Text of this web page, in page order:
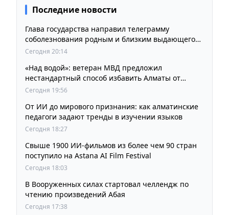
Последние новости
Глава государства направил телеграмму
соболезнования родным и близким выдающегося
кинорежиссера Ардака Амиркулова
Сегодня 20:14
«Над водой»: ветеран МВД предложил
нестандартный способ избавить Алматы от
пробок и смога
Сегодня 19:56
От ИИ до мирового признания: как алматинские
педагоги задают тренды в изучении языков
Сегодня 18:27
Свыше 1900 ИИ-фильмов из более чем 90 стран
поступило на Astana AI Film Festival
Сегодня 18:03
В Вооруженных силах стартовал челлендж по
чтению произведений Абая
Сегодня 17:38